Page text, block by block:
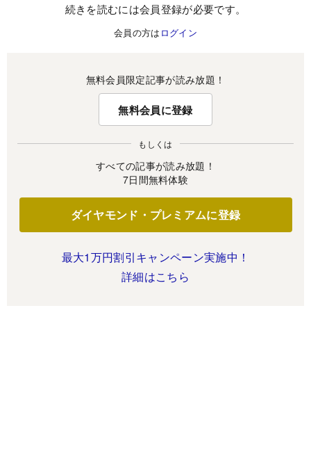
続きを読むには会員登録が必要です。
会員の方は ログイン
無料会員限定記事が読み放題！
無料会員に登録
もしくは
すべての記事が読み放題！
7日間無料体験
ダイヤモンド・プレミアムに登録
最大1万円割引キャンペーン実施中！
詳細はこちら